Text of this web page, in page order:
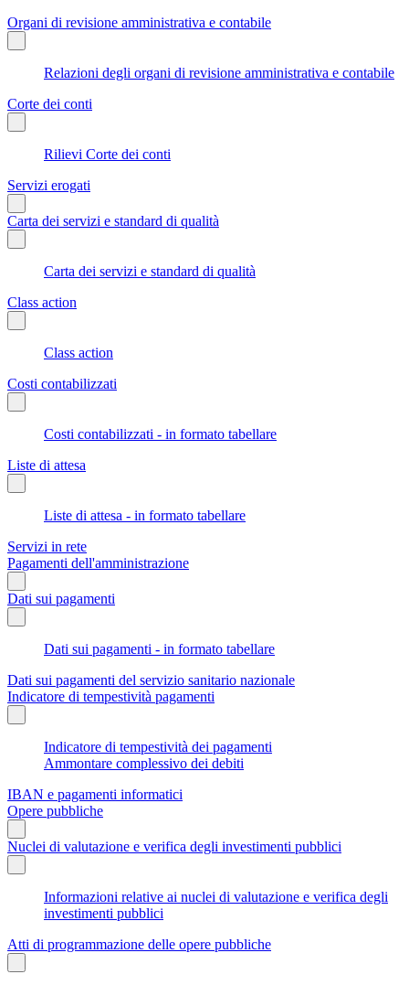
Organi di revisione amministrativa e contabile
Relazioni degli organi di revisione amministrativa e contabile
Corte dei conti
Rilievi Corte dei conti
Servizi erogati
Carta dei servizi e standard di qualità
Carta dei servizi e standard di qualità
Class action
Class action
Costi contabilizzati
Costi contabilizzati - in formato tabellare
Liste di attesa
Liste di attesa - in formato tabellare
Servizi in rete
Pagamenti dell'amministrazione
Dati sui pagamenti
Dati sui pagamenti - in formato tabellare
Dati sui pagamenti del servizio sanitario nazionale
Indicatore di tempestività pagamenti
Indicatore di tempestività dei pagamenti
Ammontare complessivo dei debiti
IBAN e pagamenti informatici
Opere pubbliche
Nuclei di valutazione e verifica degli investimenti pubblici
Informazioni relative ai nuclei di valutazione e verifica degli
investimenti pubblici
Atti di programmazione delle opere pubbliche